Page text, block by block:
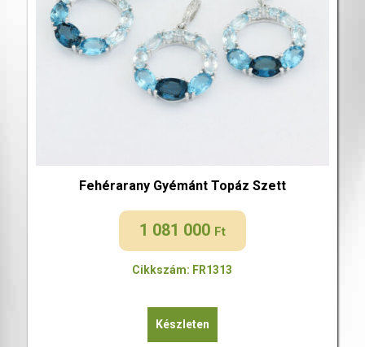
Fehérarany Gyémánt Topáz Szett
1 081 000 Ft
Cikkszám: FR1313
Készleten